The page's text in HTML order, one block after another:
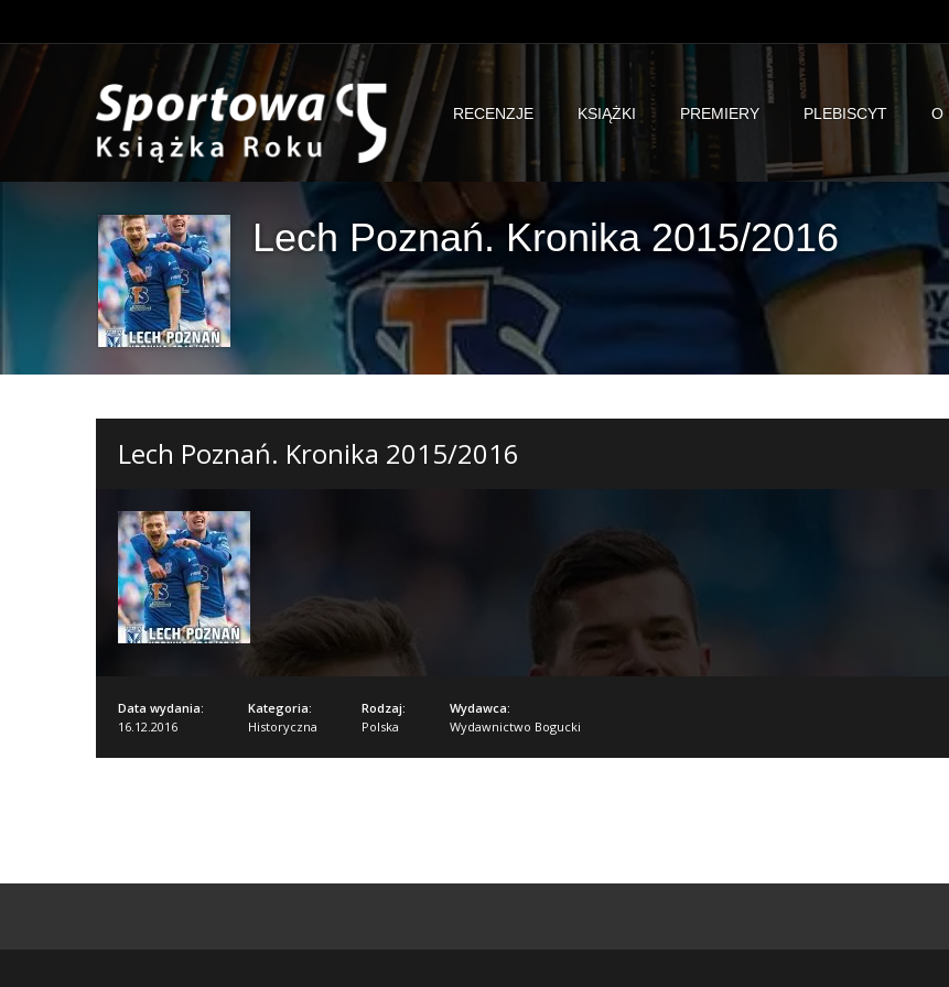
RECENZJE KSIĄŻKI PREMIERY PLEBISCYT O
Lech Poznań. Kronika 2015/2016
Lech Poznań. Kronika 2015/2016
Data wydania:
16.12.2016
Kategoria:
Historyczna
Rodzaj:
Polska
Wydawca:
Wydawnictwo Bogucki